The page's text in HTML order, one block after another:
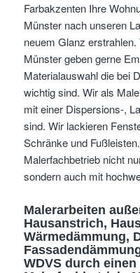
Farbakzenten Ihre
Münster nach unseren
neuem Glanz
Münster geben gerne
Materialauswahl die bei
wichtig sind. Wir als
mit einer Dispersions-,
sind. Wir lackieren
Schränke und
Malerfachbetrieb nicht
sondern auch mit
Malerarbeiten
Hausanstrich,
Wärmedämmung,
WDVS durch einen